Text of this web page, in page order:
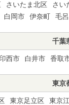
さいたま北区 さい
白岡市 伊奈町 毛
千葉
印西市 白井市 香取
東京
東京足立区 東京